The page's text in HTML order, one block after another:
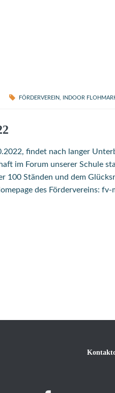
FÖRDERVEREIN INDOOR
findet nach langer
im Forum unserer Schule
100 Ständen und dem
des Fördervereins: fv-